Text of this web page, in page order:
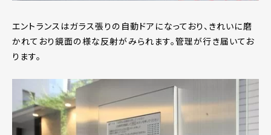
エントランスはガラス張りの自動ドアになっており、きれいに磨
かれており鏡面の様な反射がみられます。管理が行き届いてお
ります。